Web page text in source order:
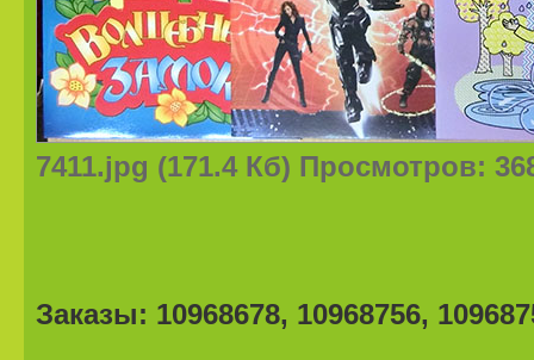
7411.jpg (171.4 Кб) Просмотров:
Заказы: 10968678, 10968756,